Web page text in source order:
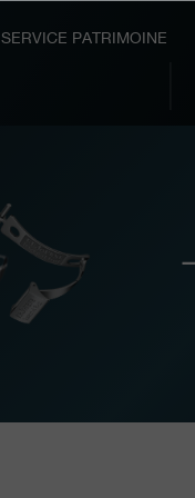
SERVICE PATRIMOINE